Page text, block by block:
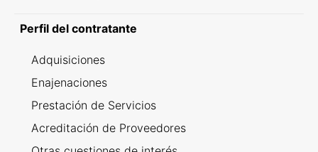
Perfil del contratante
Adquisiciones
Enajenaciones
Prestación de Servicios
Acreditación de Proveedores